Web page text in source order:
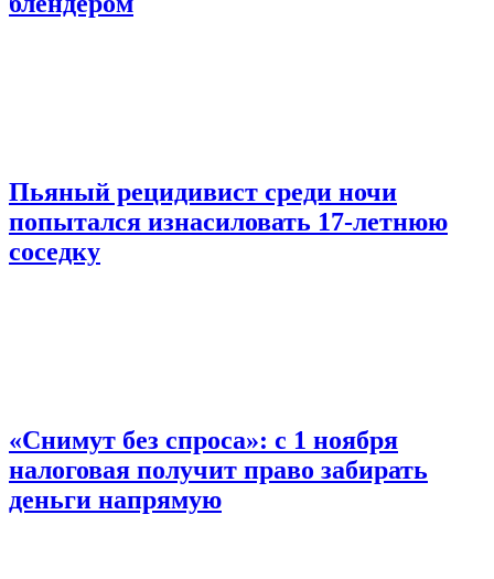
Пьяный рецидивист среди ночи
попытался изнасиловать 17-летнюю
соседку
«Снимут без спроса»: с 1 ноября
налоговая получит право забирать
деньги напрямую